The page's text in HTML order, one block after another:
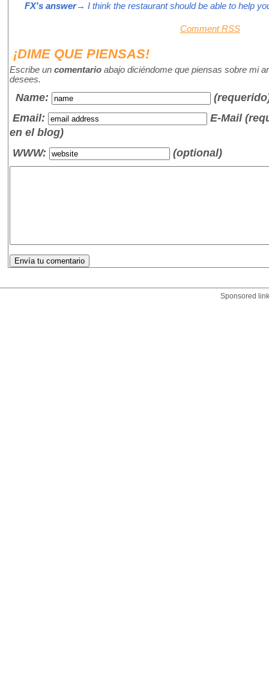
FX's answer→ I think the restaurant should be able to help
Comment RSS
¡DIME QUE PIENSAS!
Escribe un comentario abajo diciéndome que piensas sobre mi
desees.
Name:
Email:
E-Mail
en el blog)
WWW:
(optional)
Sponsored